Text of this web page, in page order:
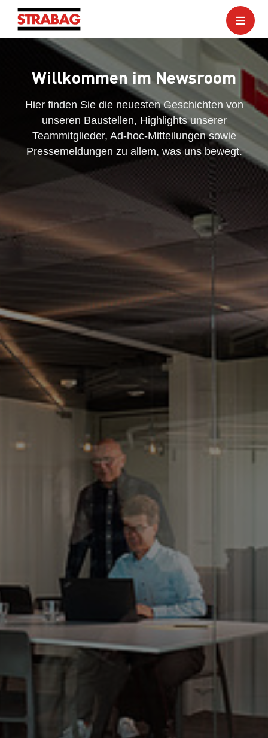
Willkommen im Newsroom
Hier finden Sie die neuesten Geschichten von
unseren Baustellen, Highlights unserer
Teammitglieder, Ad-hoc-Mitteilungen sowie
Pressemeldungen zu allem, was uns bewegt.